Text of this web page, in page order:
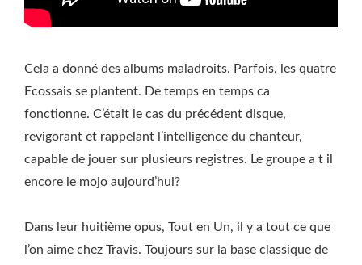
Cela a donné des albums maladroits. Parfois, les quatre
Ecossais se plantent. De temps en temps ca
fonctionne. C’était le cas du précédent disque,
revigorant et rappelant l’intelligence du chanteur,
capable de jouer sur plusieurs registres. Le groupe a t il
encore le mojo aujourd’hui?
Dans leur huitième opus, Tout en Un, il y a tout ce que
l’on aime chez Travis. Toujours sur la base classique de